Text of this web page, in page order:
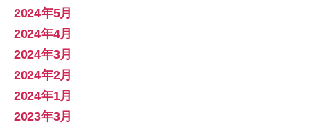
2024年5月
2024年4月
2024年3月
2024年2月
2024年1月
2023年3月